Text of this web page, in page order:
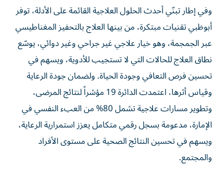
وفي إطار تبنّي أحدث الحلول العلاجية القائمة على الأدلة، توفر
أبوظبي تقنيات مبتكرة، من بينها العلاج بالتحفيز المغناطيسي
عبر الجمجمة، وهو خيار علاجي غير جراحي وغير دوائي، يوسّع
نطاق العلاج للحالات التي لا تستجيب للأدوية، ويسهم في
تحسين فرص التعافي وجودة الحياة. ولضمان جودة الرعاية
وقياس أثرها، اعتمدت الدائرة 19 مؤشراً لنتائج المرضى،
وتطوير مسارات علاجية تشمل 80% من العبء النفسي في
الإمارة، مدعومة بسجل رقمي متكامل يعزز استمرارية الرعاية،
ويسهم في تحسين النتائج الصحية على مستوى الأفراد
والمجتمع.